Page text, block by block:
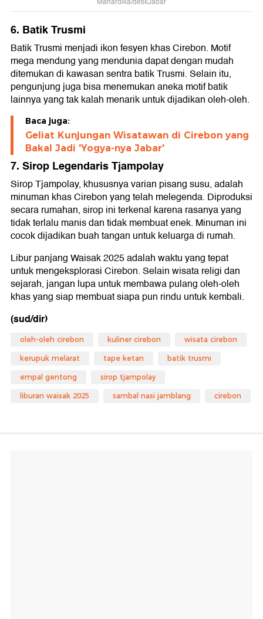
6. Batik Trusmi
Batik Trusmi menjadi ikon fesyen khas Cirebon. Motif
mega mendung yang mendunia dapat dengan mudah
ditemukan di kawasan sentra batik Trusmi. Selain itu,
pengunjung juga bisa menemukan aneka motif batik
lainnya yang tak kalah menarik untuk dijadikan oleh-oleh.
Baca juga:
Geliat Kunjungan Wisatawan di Cirebon yang
Bakal Jadi 'Yogya-nya Jabar'
7. Sirop Legendaris Tjampolay
Sirop Tjampolay, khususnya varian pisang susu, adalah
minuman khas Cirebon yang telah melegenda. Diproduksi
secara rumahan, sirop ini terkenal karena rasanya yang
tidak terlalu manis dan tidak membuat enek. Minuman ini
cocok dijadikan buah tangan untuk keluarga di rumah.
Libur panjang Waisak 2025 adalah waktu yang tepat
untuk mengeksplorasi Cirebon. Selain wisata religi dan
sejarah, jangan lupa untuk membawa pulang oleh-oleh
khas yang siap membuat siapa pun rindu untuk kembali.
(sud/dir)
oleh-oleh cirebon kuliner cirebon wisata cirebon
kerupuk melarat tape ketan batik trusmi
empal gentong sirop tjampolay
liburan waisak 2025 sambal nasi jamblang cirebon